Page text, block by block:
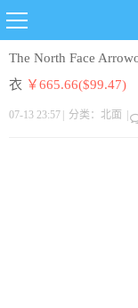
The North Face
衣 ￥665.66($99.47)
07-13 23:57 分类： 北面